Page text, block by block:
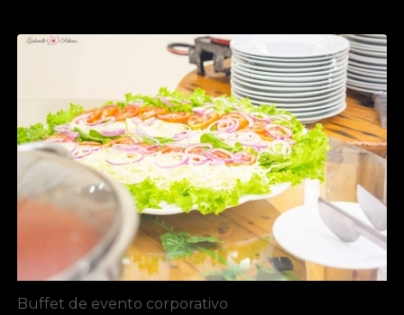
Buffet de evento corporativo